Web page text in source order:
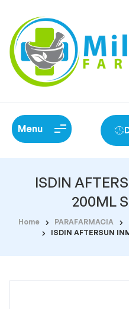
Menu
ISDIN
200ML
Home PARAFARMACIA
ISDIN AFTERSUN